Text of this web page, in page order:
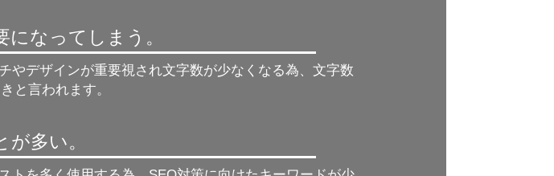
なってしまう。
やデザインが重要視され文字数が少なくなる為、文字数
と言われます。
多い。